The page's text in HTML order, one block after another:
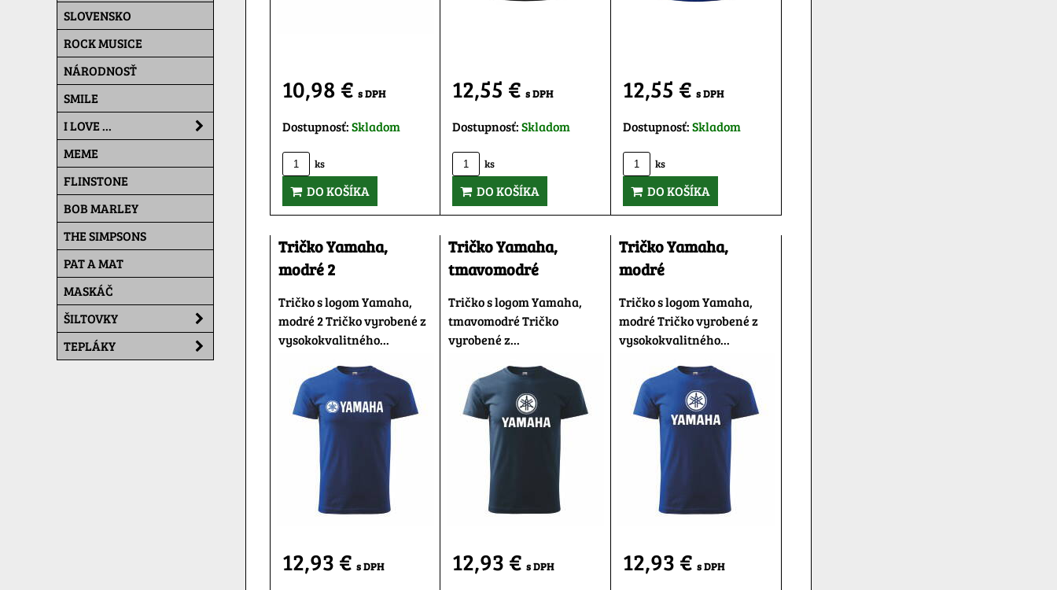
10,98 € s DPH
Dostupnosť:Skladom
ks
DO KOŠÍKA
12,55 €s DPH
Dostupnosť:Skladom
ks
DO KOŠÍKA
12,55 €s DPH
Dostupnosť:Skladom
ks
DO KOŠÍKA
Tričko Yamaha,
modré 2
Tričko s logom Yamaha,
modré 2 Tričko vyrobené z
vysokokvalitného...
12,93 € s DPH
Tričko Yamaha,
tmavomodré
Tričko s logom Yamaha,
tmavomodré Tričko
vyrobené z...
12,93 €s DPH
Tričko Yamaha,
modré
Tričko s logom Yamaha,
modré Tričko vyrobené z
vysokokvalitného...
12,93 €s DPH
SLOVENSKO
ROCK MUSICE
NÁRODNOSŤ
SMILE
I LOVE ...
MEME
FLINSTONE
BOB MARLEY
THE SIMPSONS
PAT A MAT
MASKÁČ
ŠILTOVKY
TEPLÁKY